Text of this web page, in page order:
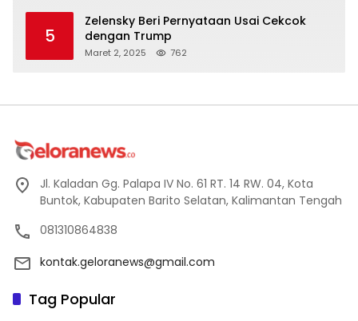
5
Zelensky Beri Pernyataan Usai Cekcok
dengan Trump
Maret 2, 2025 762
Jl. Kaladan Gg. Palapa IV No. 61 RT. 14 RW. 04, Kota
Buntok, Kabupaten Barito Selatan, Kalimantan Tengah
081310864838
kontak.geloranews@gmail.com
Tag Popular